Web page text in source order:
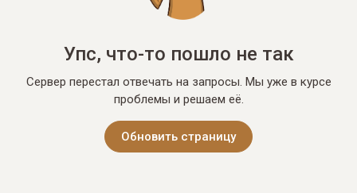
Упс, что-то пошло не так
Сервер перестал отвечать на запросы. Мы уже в курсе
проблемы и решаем её.
Обновить страницу